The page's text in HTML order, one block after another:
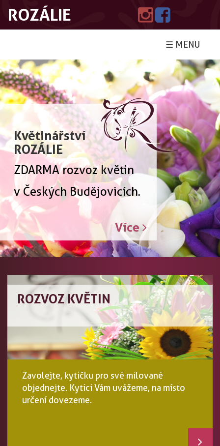
ROZÁLIE
☰ MENU
Květinářství
ROZÁLIE
ZDARMA rozvoz květin
v Českých Budějovicích.
Více
ROZVOZ KVĚTIN
Zavolejte, kytičku pro své milované
objednejte. Kytici Vám uvážeme, na místo
určení dovezeme.